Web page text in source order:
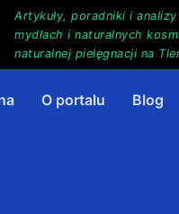
Artykuły, poradniki i
mydłach i naturalnych
naturalnej pielęgnacji na
O portalu Blog